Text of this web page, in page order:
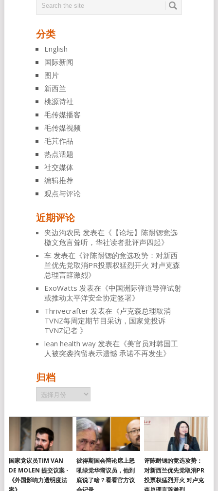
分类
English
国际新闻
图片
新西兰
桃源诗社
毛传媒播客
毛传媒视频
毛芃作品
热点话题
社交媒体
编辑推荐
观点与评论
近期评论
夹边沟农民 发表在《 【论坛】陈耐锶竞选
檄文危言耸听，华社读者批评声四起》
车发表在《评陈耐锶的竞选攻势：对新西
兰优先党取消PR投票权猛烈开火 对卢克森
总理言辞激烈》
ExoWatts 发表在《中国洲际弹道导弹试射
或推动太平洋安全协定签署》
Thrivecrafter发表在《卢克森总理取消
TVNZ每周定期节目采访，国家党投诉
TVNZ记者 》
lean health way发表在《美官员对韩国工
人被突袭拘留表示遗憾 承诺不再发生》
归档
归
档
国家党议员TIM VAN
DE MOLEN 提交议案 -
《外国影响力透明度法
彼得斯国会辩论席上怒
吼绿党华裔议员，他到
底说了啥？看看官方议
评陈耐锶的竞选攻势：
对新西兰优先党取消PR
投票权猛烈开火 对卢克